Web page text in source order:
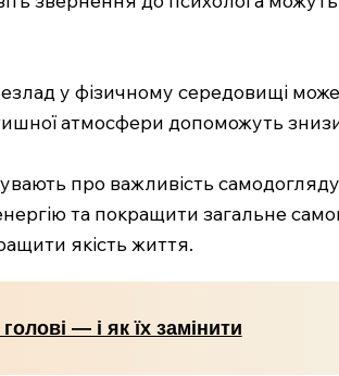
у фізичному середовищі
атмосфери допоможуть
про важливість
та покращити загальне
якість життя.
— і як їх замінити